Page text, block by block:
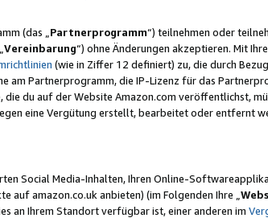
(das „Partnerprogramm“) teilnehmen oder
Vereinbarung“) ohne Änderungen akzeptieren. Mit
(wie in Ziffer 12 definiert) zu, die durch
am Partnerprogramm, die IP-Lizenz für das
du auf der Website Amazon.com veröffentlichst,
eine Vergütung erstellt, bearbeitet oder entfernt
Social Media-Inhalten, Ihren Online-
auf amazon.co.uk anbieten) (im Folgenden Ihre „
an Ihrem Standort verfügbar ist, einer anderen im